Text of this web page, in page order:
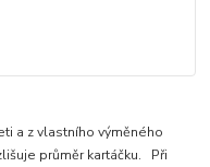
a z vlastního výměného
průměr kartáčku. Při